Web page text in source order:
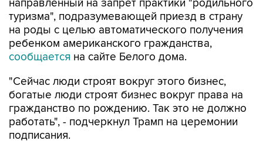
направленный на запрет практики "родильного
туризма", подразумевающей приезд в страну
на роды с целью автоматического получения
ребенком американского гражданства,
сообщается на сайте Белого дома.
"Сейчас люди строят вокруг этого бизнес,
богатые люди строят бизнес вокруг права на
гражданство по рождению. Так это не должно
работать", - подчеркнул Трамп на церемонии
подписания.